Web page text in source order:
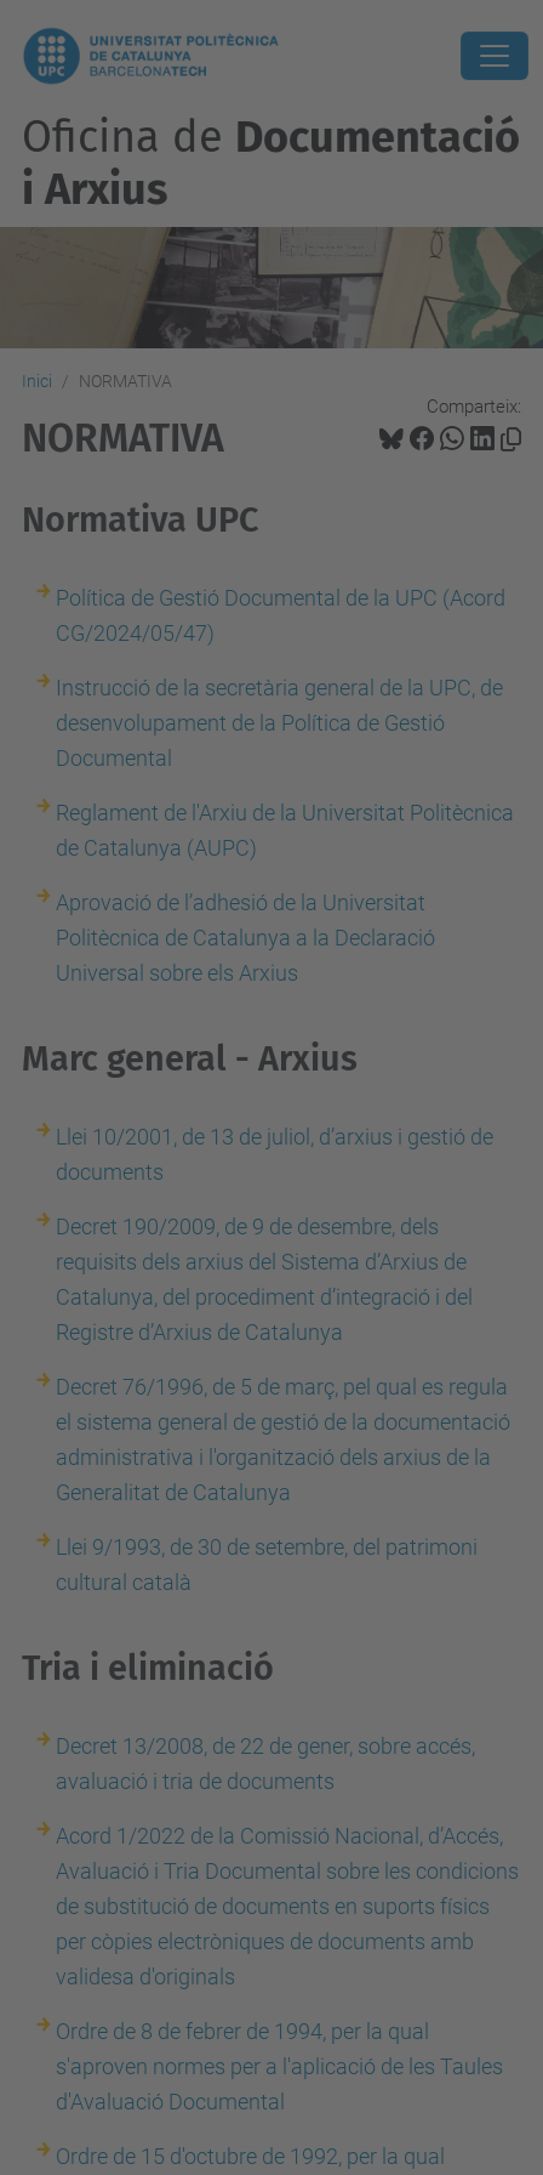
Oficina de Documentació
i Arxius
Inici NORMATIVA
Comparteix:
NORMATIVA
Normativa UPC
Política de Gestió Documental de la UPC (Acord
CG/2024/05/47)
Instrucció de la secretària general de la UPC, de
desenvolupament de la Política de Gestió
Documental
Reglament de l'Arxiu de la Universitat Politècnica
de Catalunya (AUPC)
Aprovació de l’adhesió de la Universitat
Politècnica de Catalunya a la Declaració
Universal sobre els Arxius
Marc general - Arxius
Llei 10/2001, de 13 de juliol, d’arxius i gestió de
documents
Decret 190/2009, de 9 de desembre, dels
requisits dels arxius del Sistema d’Arxius de
Catalunya, del procediment d’integració i del
Registre d’Arxius de Catalunya
Decret 76/1996, de 5 de març, pel qual es regula
el sistema general de gestió de la documentació
administrativa i l'organització dels arxius de la
Generalitat de Catalunya
Llei 9/1993, de 30 de setembre, del patrimoni
cultural català
Tria i eliminació
Decret 13/2008, de 22 de gener, sobre accés,
avaluació i tria de documents
Acord 1/2022 de la Comissió Nacional, d’Accés,
Avaluació i Tria Documental sobre les condicions
de substitució de documents en suports físics
per còpies electròniques de documents amb
validesa d'originals
Ordre de 8 de febrer de 1994, per la qual
s'aproven normes per a l'aplicació de les Taules
d'Avaluació Documental
Ordre de 15 d'octubre de 1992, per la qual